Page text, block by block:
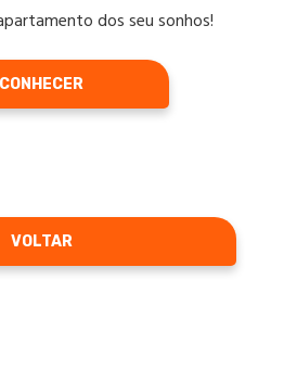
dos seu sonhos!
CONHECER
VOLTAR